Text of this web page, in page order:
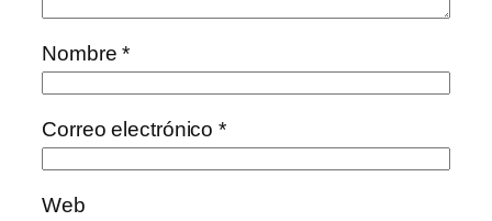
Nombre*
Correo electrónico*
Web